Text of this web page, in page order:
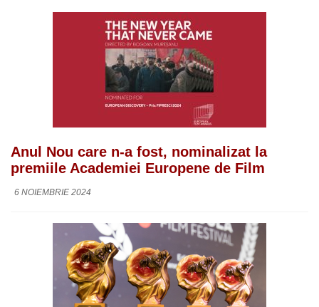
Anul Nou care n-a fost, nominalizat la
premiile Academiei Europene de Film
6 NOIEMBRIE 2024